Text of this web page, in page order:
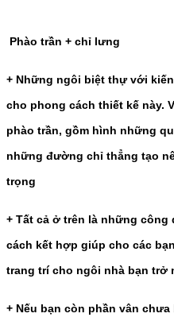
Phào trần + chỉ lưng
+ Những ngôi biệt thự với
cho phong cách thiết kế này.
phào trần, gồm hình những
những đường chỉ thẳng tạo
trọng
+ Tất cả ở trên là những
cách kết hợp giúp cho các
trang trí cho ngôi nhà bạn trở
+ Nếu bạn còn phần vân